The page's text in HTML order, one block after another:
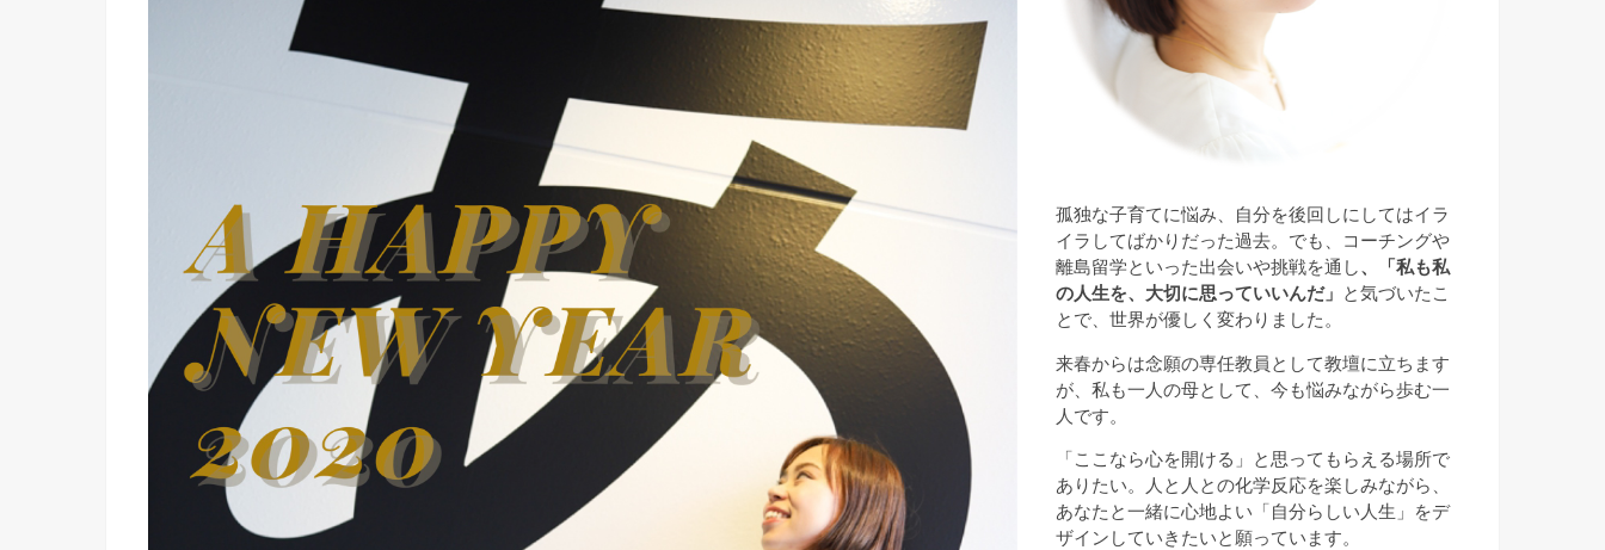
孤独な子育てに悩み、自分を後回しにしてはイラ
イラしてばかりだった過去。でも、コーチングや
離島留学といった出会いや挑戦を通し、「私も私
の人生を、大切に思っていいんだ」
と気づいたこ
とで、世界が優しく変わりました。
来春からは念願の専任教員として教壇に立ちます
が、私も一人の母として、今も悩みながら歩む一
人です。
「ここなら心を開ける」と思ってもらえる場所で
ありたい。人と人との化学反応を楽しみながら、
あなたと一緒に心地よい「自分らしい人生」をデ
ザインしていきたいと願っています。